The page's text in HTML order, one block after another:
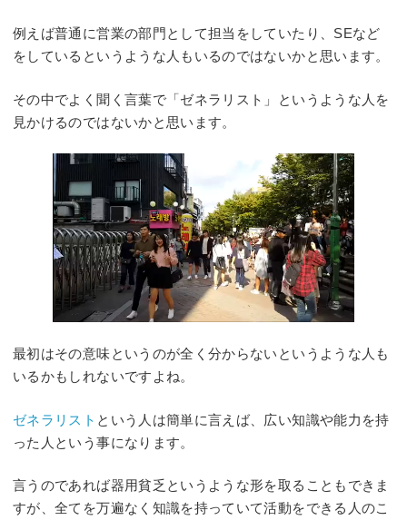
例えば普通に営業の部門として担当をしていたり、SEなど
をしているというような人もいるのではないかと思います。
その中でよく聞く言葉で「ゼネラリスト」というような人を
見かけるのではないかと思います。
最初はその意味というのが全く分からないというような人も
いるかもしれないですよね。
ゼネラリスト という人は簡単に言えば、広い知識や能力を持
った人という事になります。
言うのであれば器用貧乏というような形を取ることもできま
すが、全てを万遍なく知識を持っていて活動をできる人のこ